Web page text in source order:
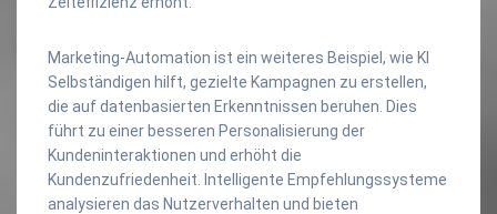
Marketing-Automation ist ein weiteres Beispiel, wie KI
Selbständigen hilft, gezielte Kampagnen zu erstellen,
die auf datenbasierten Erkenntnissen beruhen. Dies
führt zu einer besseren Personalisierung der
Kundeninteraktionen und erhöht die
Kundenzufriedenheit. Intelligente Empfehlungssysteme
analysieren das Nutzerverhalten und bieten